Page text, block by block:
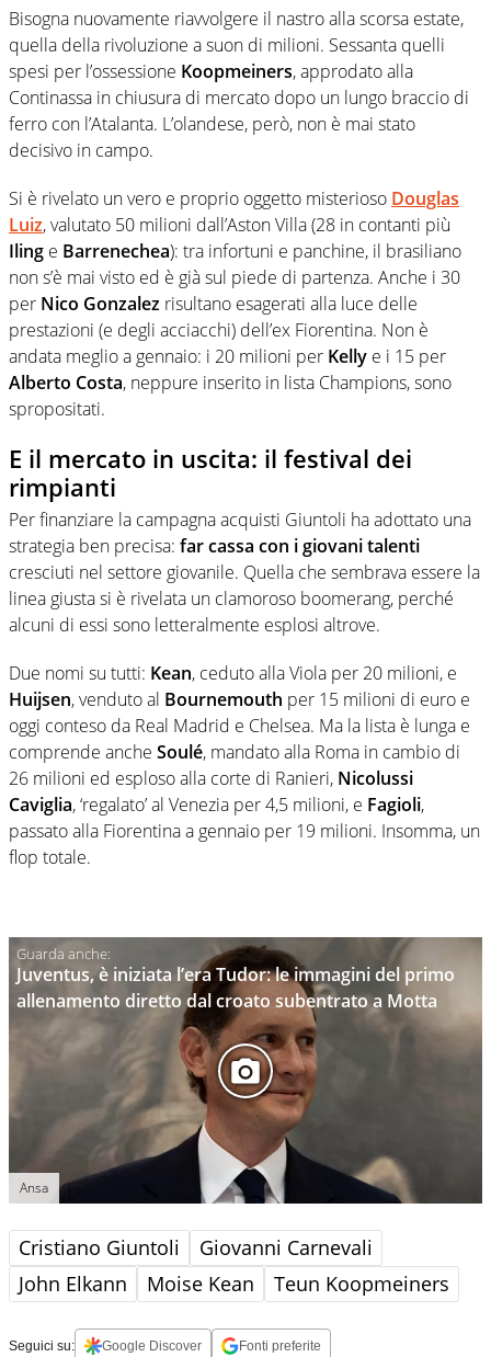
Bisogna nuovamente riavvolgere il nastro alla scorsa estate,
quella della rivoluzione a suon di milioni. Sessanta quelli
spesi per l’ossessione Koopmeiners, approdato alla
Continassa in chiusura di mercato dopo un lungo braccio di
ferro con l’Atalanta. L’olandese, però, non è mai stato
decisivo in campo.
Si è rivelato un vero e proprio oggetto misterioso Douglas
Luiz, valutato 50 milioni dall’Aston Villa (28 in contanti più
Iling e Barrenechea): tra infortuni e panchine, il brasiliano
non s’è mai visto ed è già sul piede di partenza. Anche i 30
per Nico Gonzalez risultano esagerati alla luce delle
prestazioni (e degli acciacchi) dell’ex Fiorentina. Non è
andata meglio a gennaio: i 20 milioni per Kelly e i 15 per
Alberto Costa, neppure inserito in lista Champions, sono
spropositati.
E il mercato in uscita: il festival dei
rimpianti
Per finanziare la campagna acquisti Giuntoli ha adottato una
strategia ben precisa: far cassa con i giovani talenti
cresciuti nel settore giovanile. Quella che sembrava essere la
linea giusta si è rivelata un clamoroso boomerang, perché
alcuni di essi sono letteralmente esplosi altrove.
Due nomi su tutti: Kean, ceduto alla Viola per 20 milioni, e
Huijsen, venduto al Bournemouth per 15 milioni di euro e
oggi conteso da Real Madrid e Chelsea. Ma la lista è lunga e
comprende anche Soulé, mandato alla Roma in cambio di
26 milioni ed esploso alla corte di Ranieri, Nicolussi
Caviglia, ‘regalato’ al Venezia per 4,5 milioni, e Fagioli,
passato alla Fiorentina a gennaio per 19 milioni. Insomma, un
flop totale.
Juventus, è iniziata l’era Tudor: le immagini del primo
allenamento diretto dal croato subentrato a Motta
Ansa
Cristiano Giuntoli
Giovanni Carnevali
John Elkann
Moise Kean Teun Koopmeiners
Seguici su: Google Discover Fonti preferite